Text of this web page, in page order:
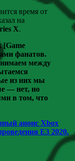
время от
на
X.
[Game
фанатов.
между
из них мы
— нет, но
в том, что
анонс Xbox
E3 2020.